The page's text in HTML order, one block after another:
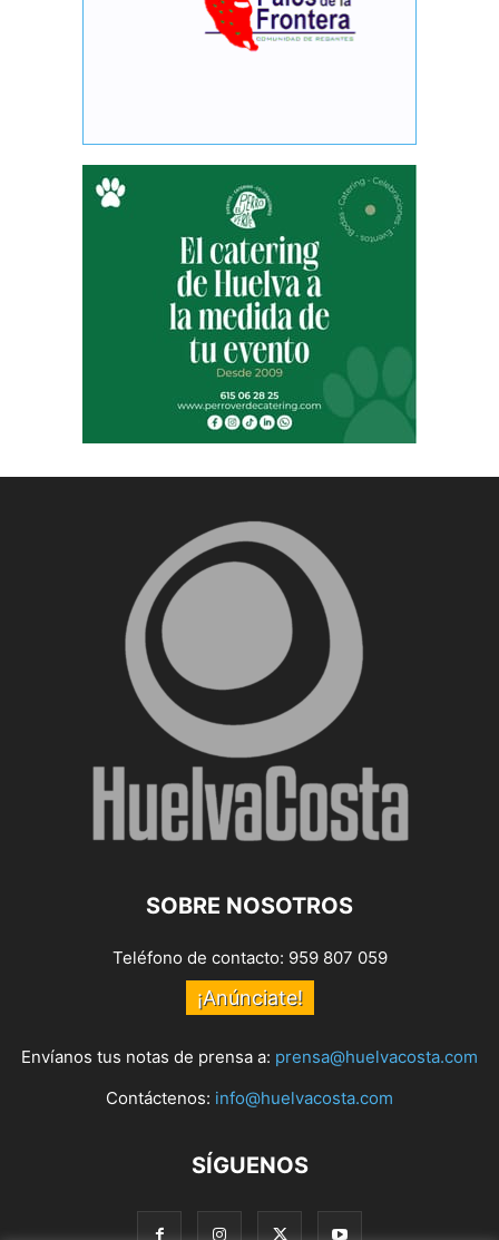
SOBRE NOSOTROS
Teléfono de contacto: 959 807 059
¡Anúnciate!
Envíanos tus notas de prensa a: prensa@huelvacosta.com
Contáctenos: info@huelvacosta.com
SÍGUENOS